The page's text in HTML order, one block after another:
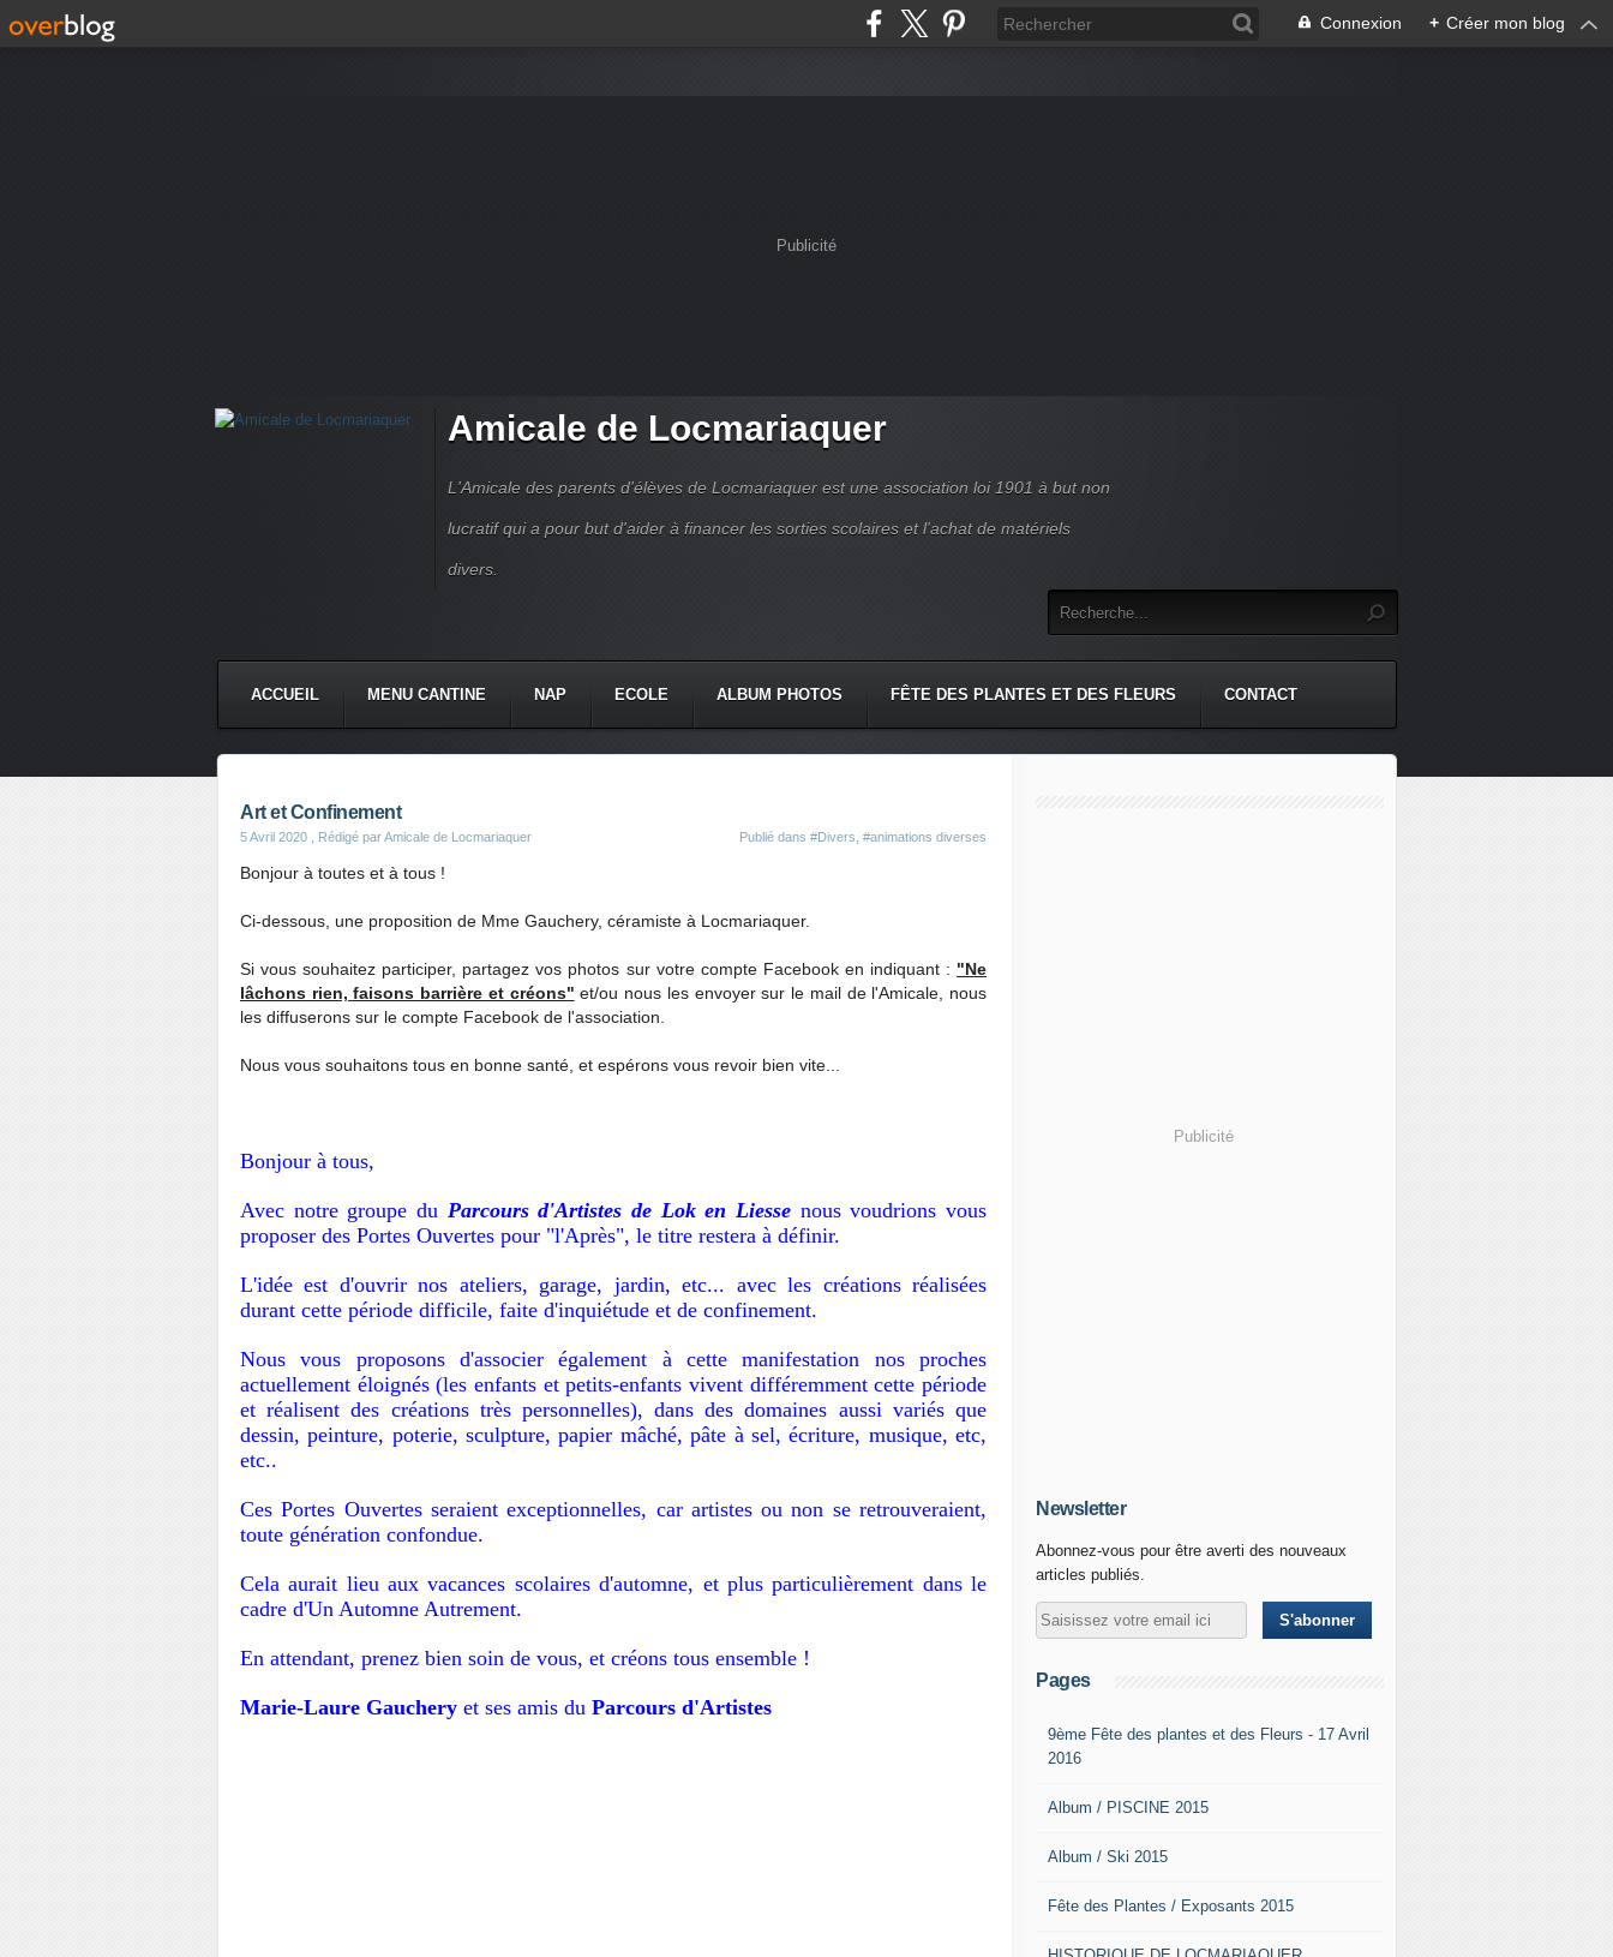
Connexion + Créer mon blog
Publicité
Amicale de Locmariaquer
L'Amicale des parents d'élèves de Locmariaquer est une association loi 1901 à but non
lucratif qui a pour but d'aider à financer les sorties scolaires et l'achat de matériels
divers.
ACCUEIL MENU CANTINE NAP ECOLE ALBUM PHOTOS FÊTE DES PLANTES ET DES FLEURS CONTACT
Art et Confinement
5 Avril 2020 , Rédigé par Amicale de Locmariaquer Publié dans #Divers #animations diverses
Bonjour à toutes et à tous !
Ci-dessous, une proposition de Mme Gauchery, céramiste à Locmariaquer.
Si vous souhaitez participer, partagez vos photos sur votre compte Facebook en indiquant : "Ne
lâchons rien, faisons barrière et créons" et/ou nous les envoyer sur le mail de l'Amicale, nous
les diffuserons sur le compte Facebook de l'association.
Nous vous souhaitons tous en bonne santé, et espérons vous revoir bien vite...
Bonjour à tous,
Avec notre groupe du Parcours d'Artistes de Lok en Liesse nous voudrions vous
proposer des Portes Ouvertes pour "l'Après", le titre restera à définir.
L'idée est d'ouvrir nos ateliers, garage, jardin, etc... avec les créations réalisées
durant cette période difficile, faite d'inquiétude et de confinement.
Nous vous proposons d'associer également à cette manifestation nos proches
actuellement éloignés (les enfants et petits-enfants vivent différemment cette période
et réalisent des créations très personnelles), dans des domaines aussi variés que
dessin, peinture, poterie, sculpture, papier mâché, pâte à sel, écriture, musique, etc,
etc..
Ces Portes Ouvertes seraient exceptionnelles, car artistes ou non se retrouveraient,
toute génération confondue.
Cela aurait lieu aux vacances scolaires d'automne, et plus particulièrement dans le
cadre d'Un Automne Autrement.
En attendant, prenez bien soin de vous, et créons tous ensemble !
Marie-Laure Gauchery et ses amis du Parcours d'Artistes
Publicité
Newsletter
Abonnez-vous pour être averti des nouveaux
articles publiés.
Pages
9ème Fête des plantes et des Fleurs - 17 Avril
2016
Album / PISCINE 2015
Album / Ski 2015
Fête des Plantes / Exposants 2015